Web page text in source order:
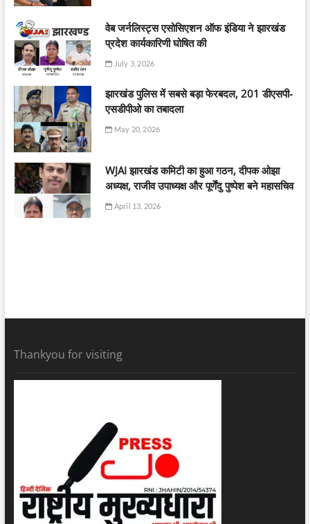
वेब जर्नलिस्ट्स एसोसिएशन ऑफ इंडिया ने झारखंड
प्रदेश कार्यकारिणी घोषित की
July 3, 2026
झारखंड पुलिस में सबसे बड़ा फेरबदल, 201 डीएसपी-
एसडीपीओ का तबादला
May 20, 2026
WJAI झारखंड कमिटी का हुआ गठन, दीपक ओझा
अध्यक्ष, राजीव उपाध्यक्ष और पूर्णेंदु पुष्पेश बने महासचिव
April 13, 2026
Thankyou for visiting